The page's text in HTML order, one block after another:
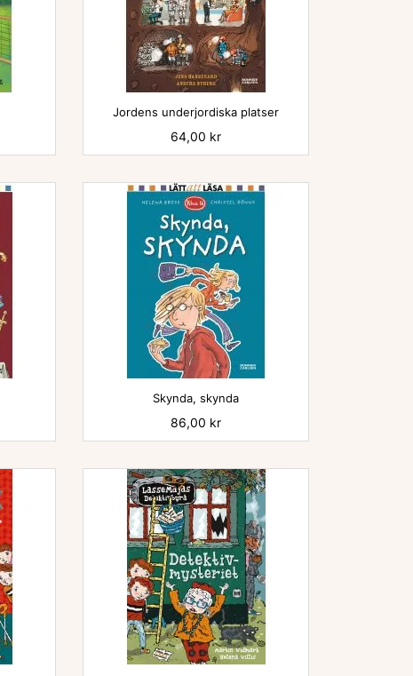

Jordens underjordiska platser
Pris
64,00 kr
Skynda, skynda
Pris
86,00 kr